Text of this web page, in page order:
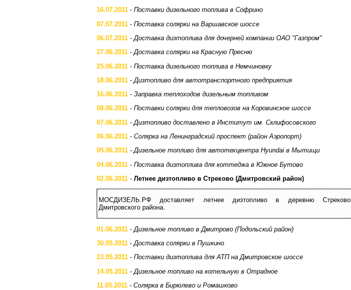
16.07.2011 - Поставки дизельного топлива в Софрино
07.07.2011 - Поставка солярки на Варшавское шоссе
06.07.2011 - Доставка дизтоплива для дочерней компании ОАО "Газпром"
27.06.2011 -Доставка солярки на Красную Пресню
25.06.2011 - Поставка дизельного топлива в Немчиновку
18.06.2011 - Дизтопливо для автотранспортного предприятия
16.06.2011 - Заправка теплоходов дизельным топливом
08.06.2011 - Поставки солярки для тепловозов на Коровинское шоссе
07.06.2011 - Дизтопливо доставлено в Институт им. Склифосовского
06.06.2011 - Солярка на Ленинградский проспект (район Аэропорт)
05.06.2011 -Дизельное топливо для автотехцентра Hyundai в Мытищи
04.06.2011 - Поставка дизтоплива для коттеджа в Южное Бутово
02.06.2011 - Летнее дизтопливо в Стреково (Дмитровский район)
МОСДИЗЕЛЬ.РФ доставляет летнее дизтопливо в деревню Стреково
Дмитровского района.
01.06.2011 - Дизельное топливо в Дмитрово (Подольский район)
30.05.2011 -Доставка солярки в Пушкино
23.05.2011 - Поставки дизтоплива для АТП на Дмитровское шоссе
14.05.2011 - Дизельное топливо на котельную в Отрадное
11.05.2011 - Солярка в Бирюлево и Ромашково